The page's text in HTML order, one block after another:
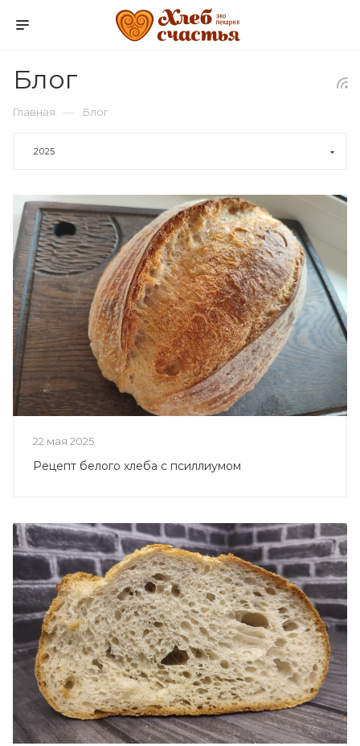
Блог
Главная — Блог
2025
22 мая 2025
Рецепт белого хлеба с псиллиумом